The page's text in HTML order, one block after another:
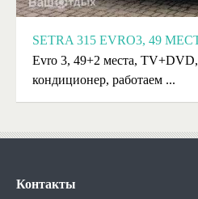
SETRA 315 EVRO3, 49
Evro 3, 49+2 места,
кондиционер, работаем ...
Контакты